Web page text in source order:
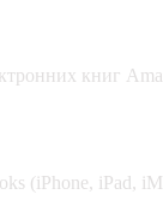
книг
(iPhone, iPad,